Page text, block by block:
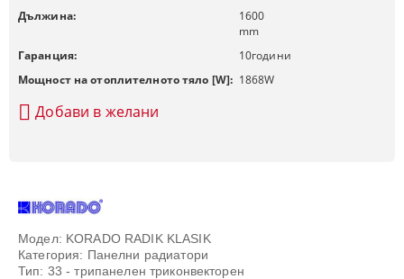
Модел: KORADO RADIK KLASIK
Категория: Панелни радиатори
Тип: 33 - трипанелен триконвекторен
Дължина:
1600
mm
Гаранция:
10години
Мощност на отоплителното тяло [W]: 1868W
Добави в желани